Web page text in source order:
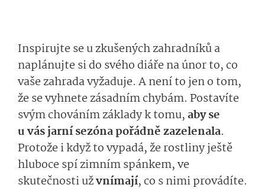
Inspirujte se u zkušených zahradníků a
naplánujte si do svého diáře na únor to, co
vaše zahrada vyžaduje. A není to jen o tom,
že se vyhnete zásadním chybám. Postavíte
svým chováním základy k tomu,aby se
u vás jarní sezóna pořádně zazelenala.
Protože i když to vypadá, že rostliny ještě
hluboce spí zimním spánkem, ve
skutečnosti užvnímají, co s nimi provádíte.